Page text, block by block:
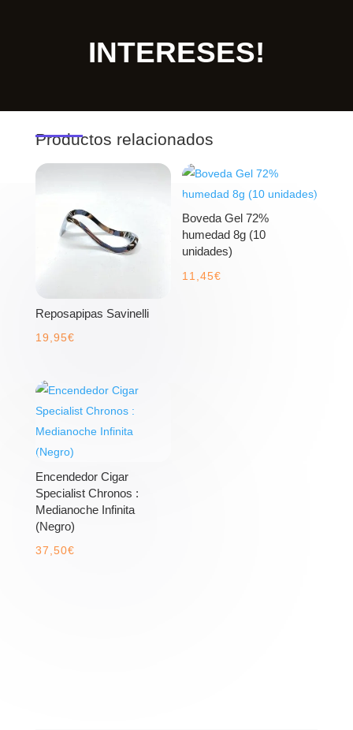
INTERESES!
Productos relacionados
Reposapipas Savinelli
19,95€
Boveda Gel 72%
humedad 8g (10
unidades)
11,45€
Encendedor Cigar
Specialist Chronos :
Medianoche Infinita
(Negro)
37,50€